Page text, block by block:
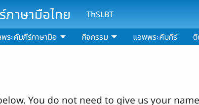
าษามือไทย ThSLBT
ระคัมภีร์ภาษามือ กิจกรรม แอพพระคัมภีร์ ติ
You do not need to give us your